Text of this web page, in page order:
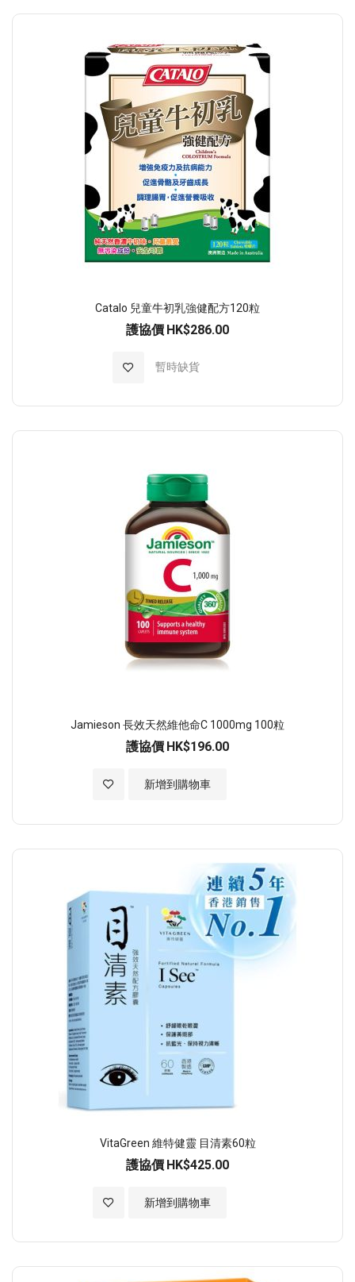
Catalo 兒童牛初乳強健配方120粒
護協價 HK$286.00
暫時缺貨
加入至願望清單
Jamieson 長效天然維他命C 1000mg 100粒
護協價 HK$196.00
新增到購物車
加入至願望清單
VitaGreen 維特健靈 目清素60粒
護協價 HK$425.00
新增到購物車
加入至願望清單